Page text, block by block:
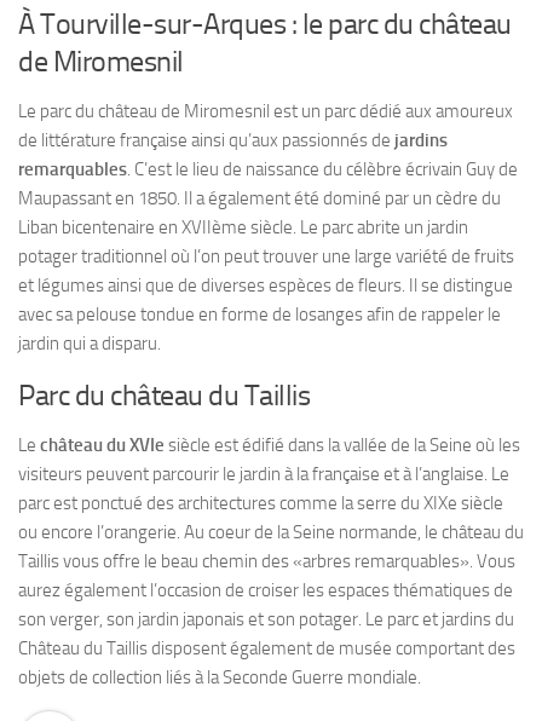
À Tourville-sur-Arques : le parc du château
de Miromesnil
Le parc du château de Miromesnil est un parc dédié aux amoureux
de littérature française ainsi qu’aux passionnés de jardins
remarquables. C’est le lieu de naissance du célèbre écrivain Guy de
Maupassant en 1850. Il a également été dominé par un cèdre du
Liban bicentenaire en XVIIème siècle. Le parc abrite un jardin
potager traditionnel où l’on peut trouver une large variété de fruits
et légumes ainsi que de diverses espèces de fleurs. Il se distingue
avec sa pelouse tondue en forme de losanges afin de rappeler le
jardin qui a disparu.
Parc du château du Taillis
Le château du XVIe siècle est édifié dans la vallée de la Seine où les
visiteurs peuvent parcourir le jardin à la française et à l’anglaise. Le
parc est ponctué des architectures comme la serre du XIXe siècle
ou encore l’orangerie. Au coeur de la Seine normande, le château du
Taillis vous offre le beau chemin des «arbres remarquables». Vous
aurez également l’occasion de croiser les espaces thématiques de
son verger, son jardin japonais et son potager. Le parc et jardins du
Château du Taillis disposent également de musée comportant des
objets de collection liés à la Seconde Guerre mondiale.